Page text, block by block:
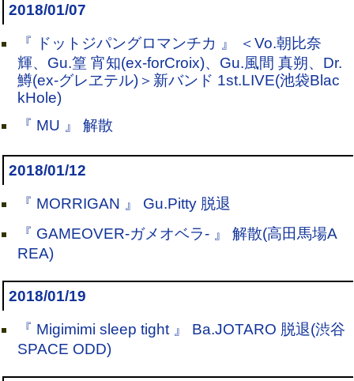
2018/01/07
『 ドットジパングロマンチカ 』 ＜Vo.朝比奈
輝、Gu.篁 宵知(ex-forCroix)、Gu.風間 真朔、Dr.
鱒(ex-グレヱテル)＞新バンド 1st.LIVE(池袋Blac
kHole)
『 MU 』 解散
2018/01/12
『 MORRIGAN 』 Gu.Pitty 脱退
『 GAMEOVER-ガメオベラ- 』 解散(高田馬場A
REA)
2018/01/19
『 Migimimi sleep tight 』 Ba.JOTARO 脱退(渋谷
SPACE ODD)